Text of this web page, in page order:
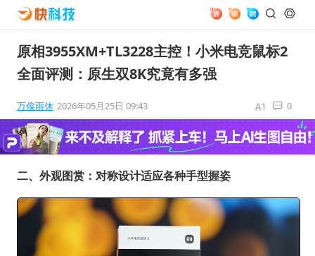
原相3955XM+TL3228主控！小米电竞鼠标2
全面评测：原生双8K究竟有多强
万俟雨休 2026年05月25日 09:43 0
二、外观图赏：对称设计适应各种手型握姿